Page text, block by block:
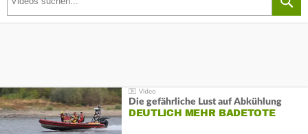
Die gefährliche Lust auf Abkühlung
DEUTLICH MEHR BADETOTE